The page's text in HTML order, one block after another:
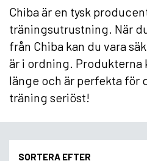
Chiba är en tysk
träningsutrustning. När
från Chiba kan du vara
är i ordning. Produkterna
länge och är perfekta för
träning seriöst!
SORTERA EFTER